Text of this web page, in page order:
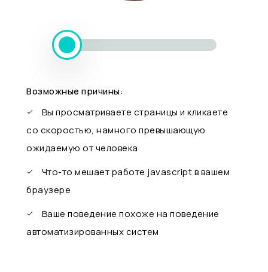
Возможные причины:
Вы просматриваете страницы и кликаете
со скоростью, намного превышающую
ожидаемую от человека
Что-то мешает работе javascript в вашем
браузере
Ваше поведение похоже на поведение
автоматизированных систем